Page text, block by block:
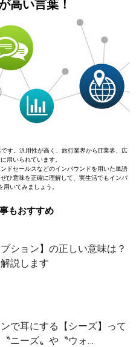
高い言葉！
す。汎用性が高く、旅行業界からIT業界、広
用いられています。
ドセールスなどのインバウンドを用いた単語
ひ意味を正確に理解して、実生活でもインバ
用いてみましょう。
もおすすめ
プション】の正しい意味は？
説します
で耳にする【シーズ】って
ニーズ〟や〝ウォ…